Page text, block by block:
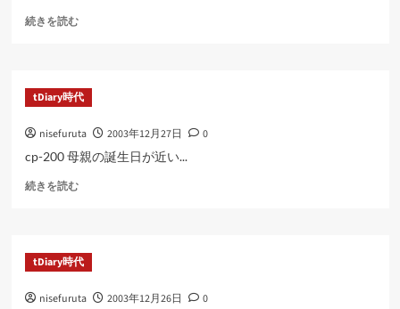
続きを読むに
さ
ら
読
む
tDiary時代
nisefuruta 2003年12月27日
0
cp-200 母親の誕生日が近い...
続きを読むに
さ
ら
読
tDiary時代
nisefuruta 2003年12月26日
0